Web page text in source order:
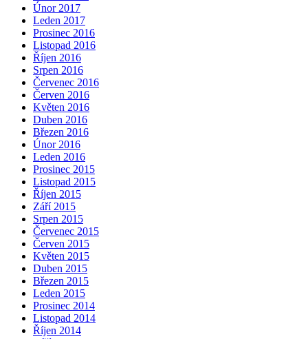
Únor 2017
Leden 2017
Prosinec 2016
Listopad 2016
Říjen 2016
Srpen 2016
Červenec 2016
Červen 2016
Květen 2016
Duben 2016
Březen 2016
Únor 2016
Leden 2016
Prosinec 2015
Listopad 2015
Říjen 2015
Září 2015
Srpen 2015
Červenec 2015
Červen 2015
Květen 2015
Duben 2015
Březen 2015
Leden 2015
Prosinec 2014
Listopad 2014
Říjen 2014